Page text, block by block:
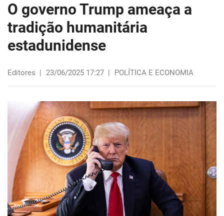
O governo Trump ameaça a
tradição humanitária
estadunidense
Editores | 23/06/2025 17:27 | POLÍTICA E ECONOMIA